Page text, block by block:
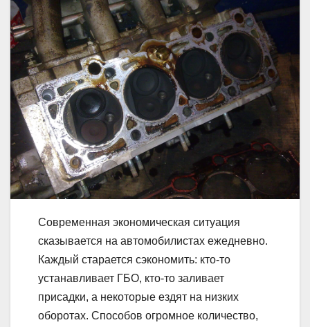
Современная экономическая ситуация
сказывается на автомобилистах ежедневно.
Каждый старается сэкономить: кто-то
устанавливает ГБО, кто-то заливает
присадки, а некоторые ездят на низких
оборотах. Способов огромное количество,